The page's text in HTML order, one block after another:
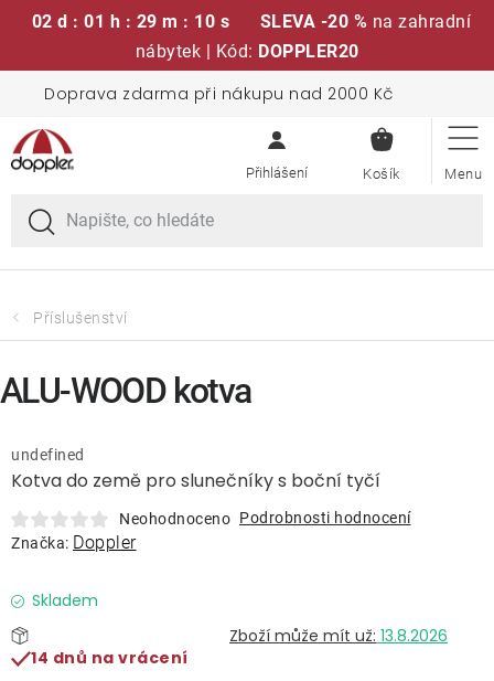
02 d : 01 h : 29 m : 09 s SLEVA -20 % na zahradní
nábytek | Kód: DOPPLER20
obsah
Doprava zdarma při nákupu nad 2000 Kč
KOŠÍK
Sedací soupravy
Slunečníky
Křesla a židle
Příslušenství
Kotva do země pro slunečníky s boční tyčí
undefined
Neohodnoceno Podrobnosti hodnocení
Značka: Doppler
Skladem
13.8.2026
14 dnů na vrácení
ALU-WOOD kotva